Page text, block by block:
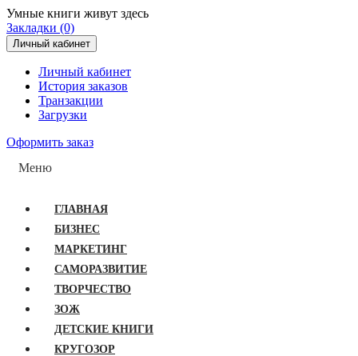
Умные книги живут здесь
Закладки (0)
Личный кабинет
Личный кабинет
История заказов
Транзакции
Загрузки
Оформить заказ
Меню
ГЛАВНАЯ
БИЗНЕС
МАРКЕТИНГ
САМОРАЗВИТИЕ
ТВОРЧЕСТВО
ЗОЖ
ДЕТСКИЕ КНИГИ
КРУГОЗОР